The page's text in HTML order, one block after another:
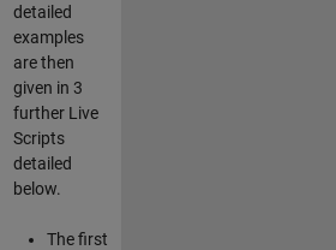
detailed
examples
are then
given in 3
further Live
Scripts
detailed
below.
The first